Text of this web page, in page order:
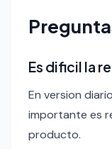
Es dificil la
En version
importante es
producto.